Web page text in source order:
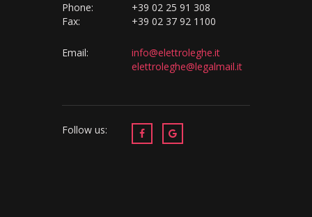
Phone:
Fax:
+39 02 25 91 308
+39 02 37 92 1100
Email:
info@elettroleghe.it
elettroleghe@legalmail.it
Follow us: